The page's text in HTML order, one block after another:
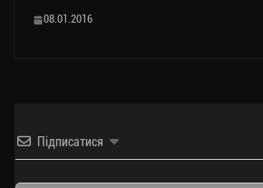
08.01.2016
Підписатися